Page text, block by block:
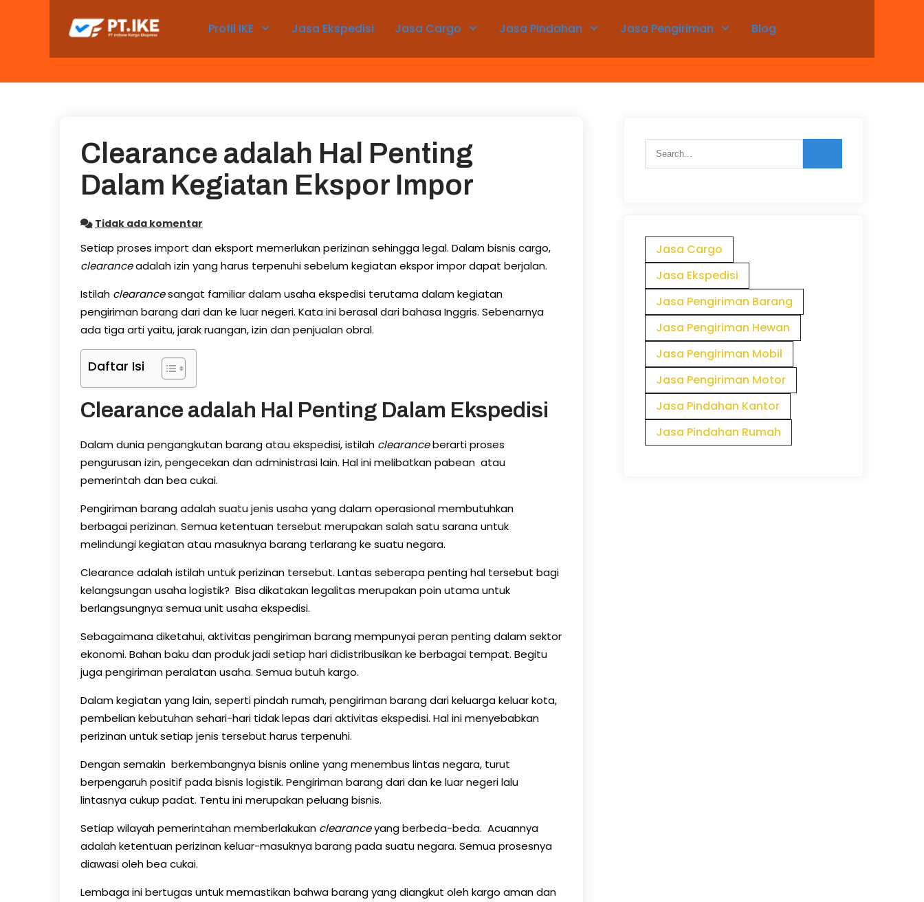
Profil IKE Jasa Ekspedisi Jasa Cargo Jasa Pindahan Jasa Pengiriman Blog
Clearance adalah Hal Penting
Dalam Kegiatan Ekspor Impor
Tidak ada komentar
Setiap proses import dan eksport memerlukan perizinan sehingga legal. Dalam bisnis cargo,
clearanceadalah izin yang harus terpenuhi sebelum kegiatan ekspor impor dapat berjalan.
Istilah clearancesangat familiar dalam usaha ekspedisi terutama dalam kegiatan
pengiriman barang dari dan ke luar negeri. Kata ini berasal dari bahasa Inggris. Sebenarnya
ada tiga arti yaitu, jarak ruangan, izin dan penjualan obral.
Daftar Isi
Clearance adalah Hal Penting Dalam Ekspedisi
Dalam dunia pengangkutan barang atau ekspedisi, istilah clearanceberarti proses
pengurusan izin, pengecekan dan administrasi lain. Hal ini melibatkan pabean atau
pemerintah dan bea cukai.
Pengiriman barang adalah suatu jenis usaha yang dalam operasional membutuhkan
berbagai perizinan. Semua ketentuan tersebut merupakan salah satu sarana untuk
melindungi kegiatan atau masuknya barang terlarang ke suatu negara.
Clearance adalah istilah untuk perizinan tersebut. Lantas seberapa penting hal tersebut bagi
kelangsungan usaha logistik? Bisa dikatakan legalitas merupakan poin utama untuk
berlangsungnya semua unit usaha ekspedisi.
Sebagaimana diketahui, aktivitas pengiriman barang mempunyai peran penting dalam sektor
ekonomi. Bahan baku dan produk jadi setiap hari didistribusikan ke berbagai tempat. Begitu
juga pengiriman peralatan usaha. Semua butuh kargo.
Dalam kegiatan yang lain, seperti pindah rumah, pengiriman barang dari keluarga keluar kota,
pembelian kebutuhan sehari-hari tidak lepas dari aktivitas ekspedisi. Hal ini menyebabkan
perizinan untuk setiap jenis tersebut harus terpenuhi.
Dengan semakin berkembangnya bisnis online yang menembus lintas negara, turut
berpengaruh positif pada bisnis logistik. Pengiriman barang dari dan ke luar negeri lalu
lintasnya cukup padat. Tentu ini merupakan peluang bisnis.
Setiap wilayah pemerintahan memberlakukan clearanceyang berbeda-beda. Acuannya
adalah ketentuan perizinan keluar-masuknya barang pada suatu negara. Semua prosesnya
diawasi oleh bea cukai.
Lembaga ini bertugas untuk memastikan bahwa barang yang diangkut oleh kargo aman dan
Jasa Cargo
Jasa Ekspedisi
Jasa Pengiriman Barang
Jasa Pengiriman Hewan
Jasa Pengiriman Mobil
Jasa Pengiriman Motor
Jasa Pindahan Kantor
Jasa Pindahan Rumah